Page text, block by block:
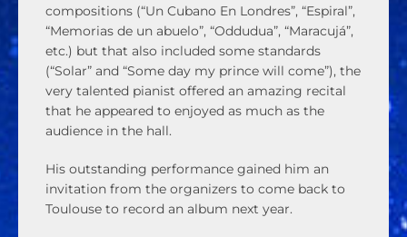
compositions (“Un Cubano En Londres”, “Espiral”,
“Memorias de un abuelo”, “Oddudua”, “Maracujá”,
etc.) but that also included some standards
(“Solar” and “Some day my prince will come”), the
very talented pianist offered an amazing recital
that he appeared to enjoyed as much as the
audience in the hall.
His outstanding performance gained him an
invitation from the organizers to come back to
Toulouse to record an album next year.